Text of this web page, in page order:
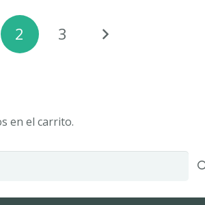
2 3
en el carrito.